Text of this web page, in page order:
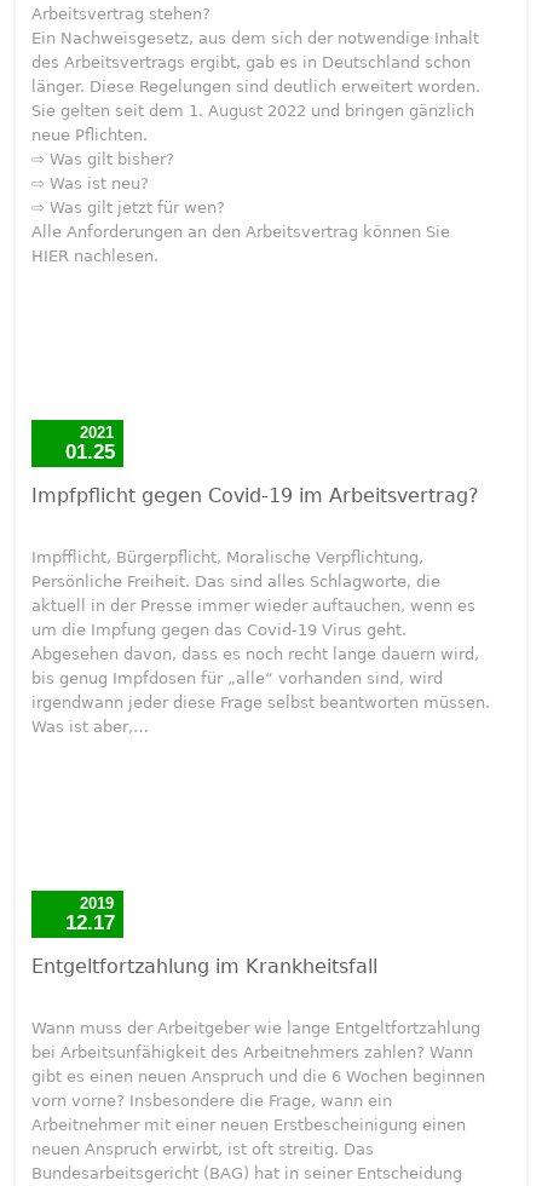
Arbeitsvertrag stehen?
Ein Nachweisgesetz, aus dem sich der notwendige Inhalt
des Arbeitsvertrags ergibt, gab es in Deutschland schon
länger. Diese Regelungen sind deutlich erweitert worden.
Sie gelten seit dem 1. August 2022 und bringen gänzlich
neue Pflichten.
⇨ Was gilt bisher?
⇨ Was ist neu?
⇨ Was gilt jetzt für wen?
Alle Anforderungen an den Arbeitsvertrag können Sie
HIER nachlesen.
2021
01.25
Impfpflicht gegen Covid-19 im Arbeitsvertrag?
Impfflicht, Bürgerpflicht, Moralische Verpflichtung,
Persönliche Freiheit. Das sind alles Schlagworte, die
aktuell in der Presse immer wieder auftauchen, wenn es
um die Impfung gegen das Covid-19 Virus geht.
Abgesehen davon, dass es noch recht lange dauern wird,
bis genug Impfdosen für „alle“ vorhanden sind, wird
irgendwann jeder diese Frage selbst beantworten müssen.
Was ist aber,…
2019
12.17
Entgeltfortzahlung im Krankheitsfall
Wann muss der Arbeitgeber wie lange Entgeltfortzahlung
bei Arbeitsunfähigkeit des Arbeitnehmers zahlen? Wann
gibt es einen neuen Anspruch und die 6 Wochen beginnen
vorn vorne? Insbesondere die Frage, wann ein
Arbeitnehmer mit einer neuen Erstbescheinigung einen
neuen Anspruch erwirbt, ist oft streitig. Das
Bundesarbeitsgericht (BAG) hat in seiner Entscheidung